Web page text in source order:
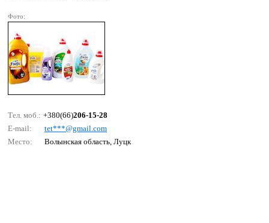
Фото:
Тел. моб.: +380(66)206-15-28
E-mail:
tеt***@gmаil.соm
Место:
Волынская область, Луцк